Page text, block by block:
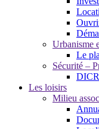
Urbanisme
Le
Sécurité –
Les loisirs
Milieu